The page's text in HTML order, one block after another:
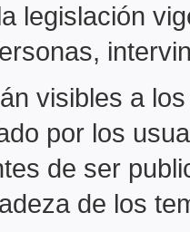
legislación
visibles a
por los
de ser
de los